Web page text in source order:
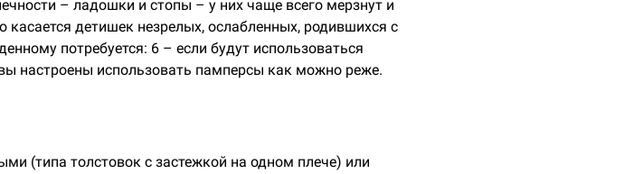
– ладошки и стопы – у них чаще всего мерзнут и
касается детишек незрелых, ослабленных, родившихся с
потребуется: 6 – если будут использоваться
настроены использовать памперсы как можно реже.
(типа толстовок с застежкой на одном плече) или